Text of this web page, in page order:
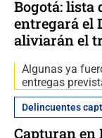
Bogotá: lista
entregará el
aliviarán el
Algunas ya
entregas
Delincuentes
Capturan en